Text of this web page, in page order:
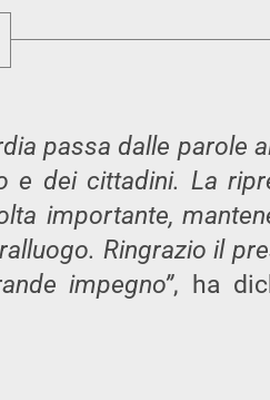
passa dalle parole
e dei cittadini. La
importante,
Ringrazio il
impegno”, ha